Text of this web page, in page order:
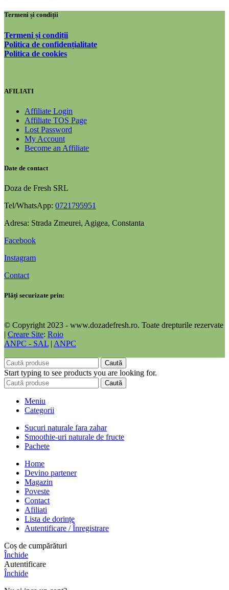
Termeni și condiții
Termeni și condiții
Politica de confidențialitate
Politica de cookies
AFILIATI
Affiliate Login
Affiliate TOS Page
Lost Password
My Account
Become an Affiliate
Date de contact
Doza de Fresh SRL
Tel/WhatsApp: 0721795951
Adresa: Strada Zmeurei, Agigea, Constanta
Facebook
Instagram
Contact
Plăți securizate prin:
© Copyright 2023 - www.dozadefresh.ro. Toate drepturile rezervate
| Creare Site: Roio
ANPC - SAL | ANPC
Caută
Start typing to see products you are looking for.
Caută
Meniu
Categorii
Sucuri naturale fara zahar
Smoothie-uri naturale de fructe
Pachete
Home
Devino partener
Magazin
Poveste
Contact
Afiliati
Lista de dorințe
Autentificare / Înregistrare
Coș de cumpărături
Închide
Autentificare
Închide